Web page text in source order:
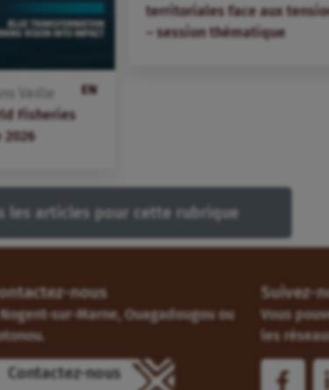
EN
Veille
Fisheries
territoriales face aux
– session thématique
les articles pour cette rubrique
nous
sur-Marne, Ouagadougou ou
Contactez-nous
Suivez-
Vous
les